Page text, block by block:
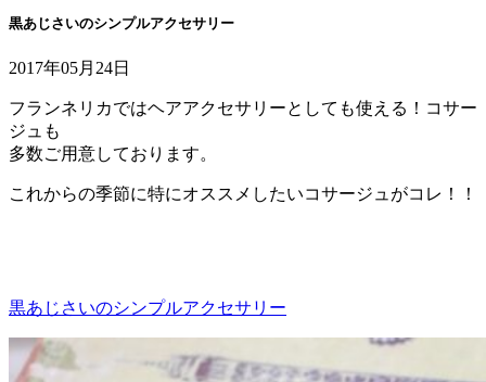
黒あじさいのシンプルアクセサリー
2017年05月24日
フランネリカではヘアアクセサリーとしても使える！コサー
ジュも
多数ご用意しております。
これからの季節に特にオススメしたいコサージュがコレ！！
黒あじさいのシンプルアクセサリー